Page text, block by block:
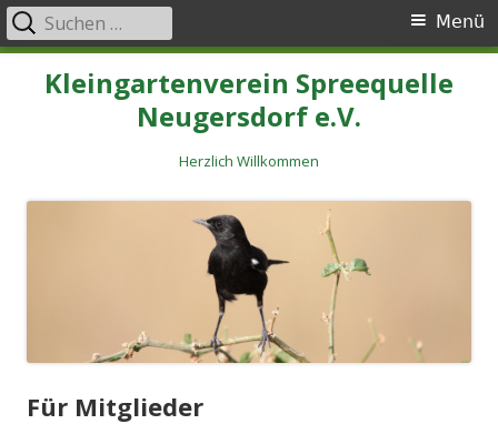
Kleingartenverein Spreequelle
Neugersdorf e.V.
Herzlich Willkommen
Primäres
Menü
Menü
Suchen
nach:
Für Mitglieder